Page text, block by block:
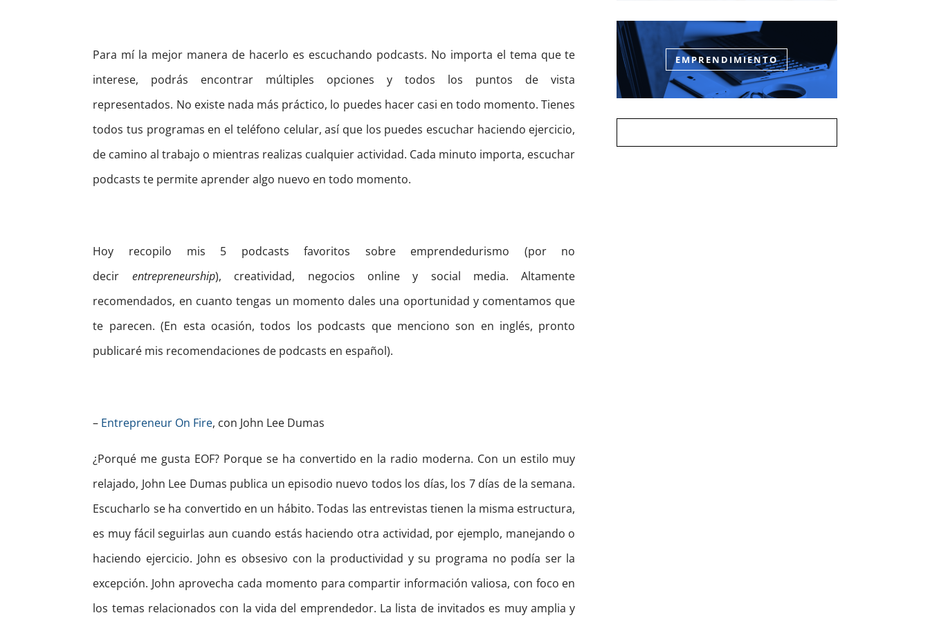
Para mí la mejor manera de hacerlo es escuchando podcasts. No importa el tema que te
interese, podrás encontrar múltiples opciones y todos los puntos de vista
representados. No existe nada más práctico, lo puedes hacer casi en todo momento. Tienes
todos tus programas en el teléfono celular, así que los puedes escuchar haciendo ejercicio,
de camino al trabajo o mientras realizas cualquier actividad. Cada minuto importa, escuchar
podcasts te permite aprender algo nuevo en todo momento.
Hoy recopilo mis 5 podcasts favoritos sobre emprendedurismo (por no
decir entrepreneurship), creatividad, negocios online y social media. Altamente
recomendados, en cuanto tengas un momento dales una oportunidad y comentamos que
te parecen. (En esta ocasión, todos los podcasts que menciono son en inglés, pronto
publicaré mis recomendaciones de podcasts en español).
– Entrepreneur On Fire, con John Lee Dumas
¿Porqué me gusta EOF? Porque se ha convertido en la radio moderna. Con un estilo muy
relajado, John Lee Dumas publica un episodio nuevo todos los días, los 7 días de la semana.
Escucharlo se ha convertido en un hábito. Todas las entrevistas tienen la misma estructura,
es muy fácil seguirlas aun cuando estás haciendo otra actividad, por ejemplo, manejando o
haciendo ejercicio. John es obsesivo con la productividad y su programa no podía ser la
excepción. John aprovecha cada momento para compartir información valiosa, con foco en
los temas relacionados con la vida del emprendedor. La lista de invitados es muy amplia y
EMPRENDIMIENTO